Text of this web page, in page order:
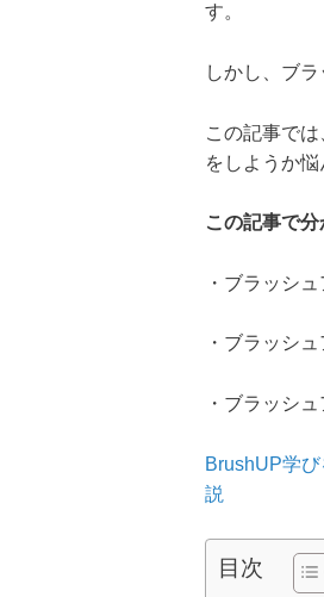
す。
しかし、ブ
この記事で
をしようか悩
この記事で分
・ブラッシ
・ブラッシ
・ブラッシ
BrushUP学
説
目次